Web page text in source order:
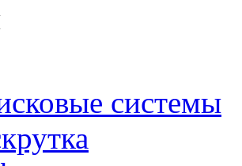
системы